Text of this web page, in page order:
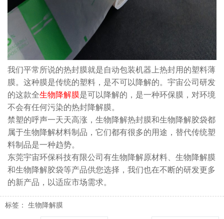
我们平常所说的热封膜就是自动包装机器上热封用的塑料薄
膜。这种膜是传统的塑料，是不可以降解的。宇宙公司研发
的这款全生物降解膜是可以降解的，是一种环保膜，对环境
不会有任何污染的热封降解膜。
禁塑的呼声一天天高涨，生物降解热封膜和生物降解胶袋都
属于生物降解材料制品，它们都有很多的用途，替代传统塑
料制品是一种趋势。
东莞宇宙环保科技有限公司有生物降解原材料、生物降解膜
和生物降解胶袋等产品供您选择，我们也在不断的研发更多
的新产品，以适应市场需求。
标签： 生物降解膜